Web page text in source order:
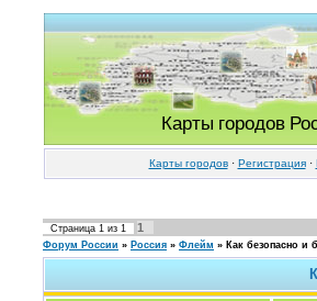
Карты городов
Карты городов· Регистрация·
Страница 1 из 1 1
Форум России » Россия » Флейм » Как безопасно